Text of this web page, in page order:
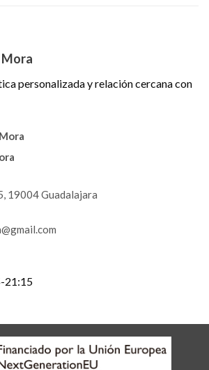
Mora
personalizada y relación cercana con
19004 Guadalajara
21:15